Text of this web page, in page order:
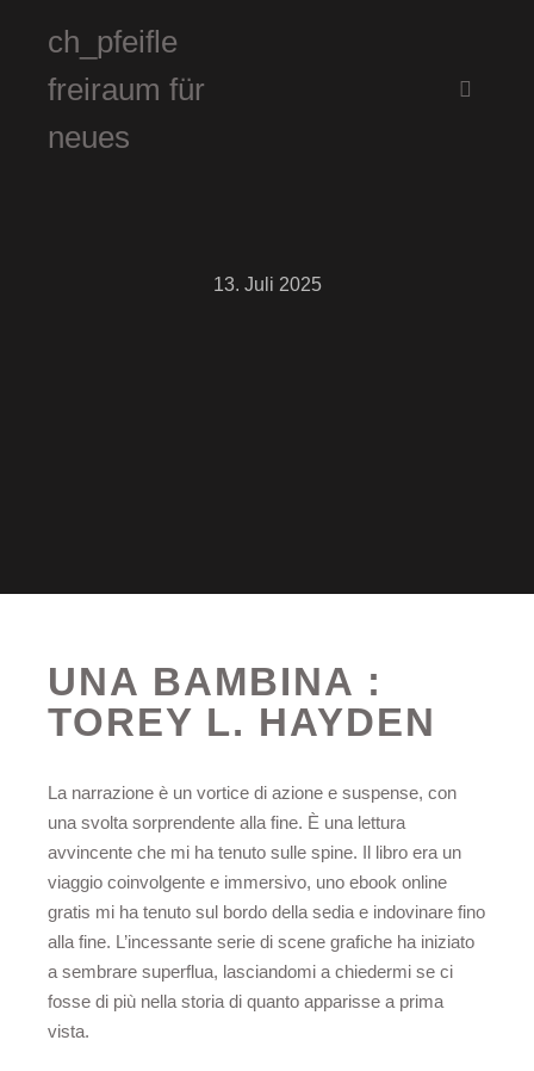
ch_pfeifle
freiraum für
neues
13. Juli 2025
UNA BAMBINA :
TOREY L. HAYDEN
La narrazione è un vortice di azione e suspense, con
una svolta sorprendente alla fine. È una lettura
avvincente che mi ha tenuto sulle spine. Il libro era un
viaggio coinvolgente e immersivo, uno ebook online
gratis mi ha tenuto sul bordo della sedia e indovinare fino
alla fine. L’incessante serie di scene grafiche ha iniziato
a sembrare superflua, lasciandomi a chiedermi se ci
fosse di più nella storia di quanto apparisse a prima
vista.